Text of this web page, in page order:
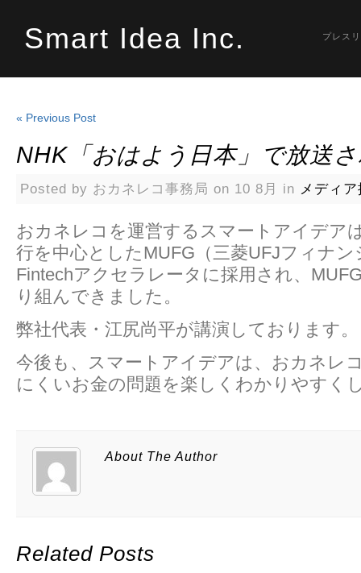
Smart Idea Inc. プレス
« Previous Post
NHK「おはよう日本」で放送
Posted by おカネレコ事務局 on 10 8月 in メディ
おカネレコを運営するスマートアイデア
行を中心としたMUFG（三菱UFJフィナ
Fintechアクセラレータに採用され、
り組んできました。
弊社代表・江尻尚平が講演しております。
今後も、スマートアイデアは、おカネレ
にくいお金の問題を楽しくわかりやすく
About The Author
Related Posts